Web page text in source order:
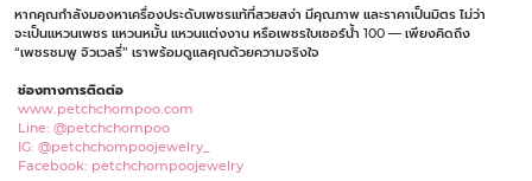
หากคุณกำลังมองหาเครื่องประดับเพชรแท้ที่สวยสง่า มีคุณภาพ และราคาเป็นมิตร ไม่ว่า
จะเป็นแหวนเพชร แหวนหมั้น แหวนแต่งงาน หรือเพชรใบเซอร์น้ำ 100 — เพียงคิดถึง
“เพชรชมพู จิวเวลรี่” เราพร้อมดูแลคุณด้วยความจริงใจ
ช่องทางการติดต่อ
www.petchchompoo.com
Line: @petchchompoo
IG: @petchchompoojewelry_
Facebook: petchchompoojewelry